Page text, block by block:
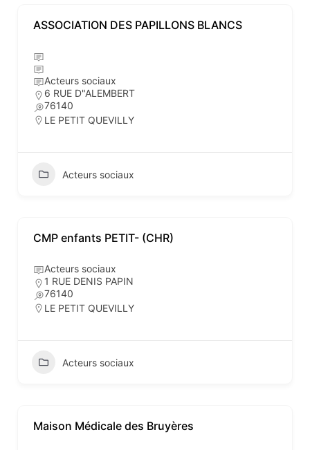
ASSOCIATION DES PAPILLONS BLANCS
Acteurs sociaux
6 RUE D"ALEMBERT
76140
LE PETIT QUEVILLY
Acteurs sociaux
CMP enfants PETIT- (CHR)
Acteurs sociaux
1 RUE DENIS PAPIN
76140
LE PETIT QUEVILLY
Acteurs sociaux
Maison Médicale des Bruyères